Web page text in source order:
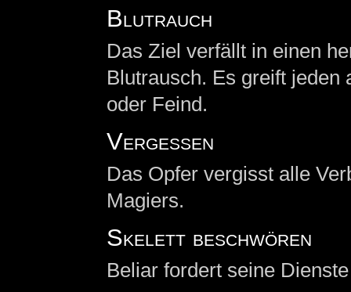
Blutrauch
Das Ziel verfällt in einen
Blutrausch. Es greift jeden
oder Feind.
Vergessen
Das Opfer vergisst alle
Magiers.
Skelett beschwören
Beliar fordert seine